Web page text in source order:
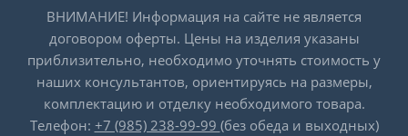
ВНИМАНИЕ! Информация на сайте не является
договором оферты. Цены на изделия указаны
приблизительно, необходимо уточнять стоимость у
наших консультантов, ориентируясь на размеры,
комплектацию и отделку необходимого товара.
Телефон: +7 (985) 238-99-99 (без обеда и выходных)